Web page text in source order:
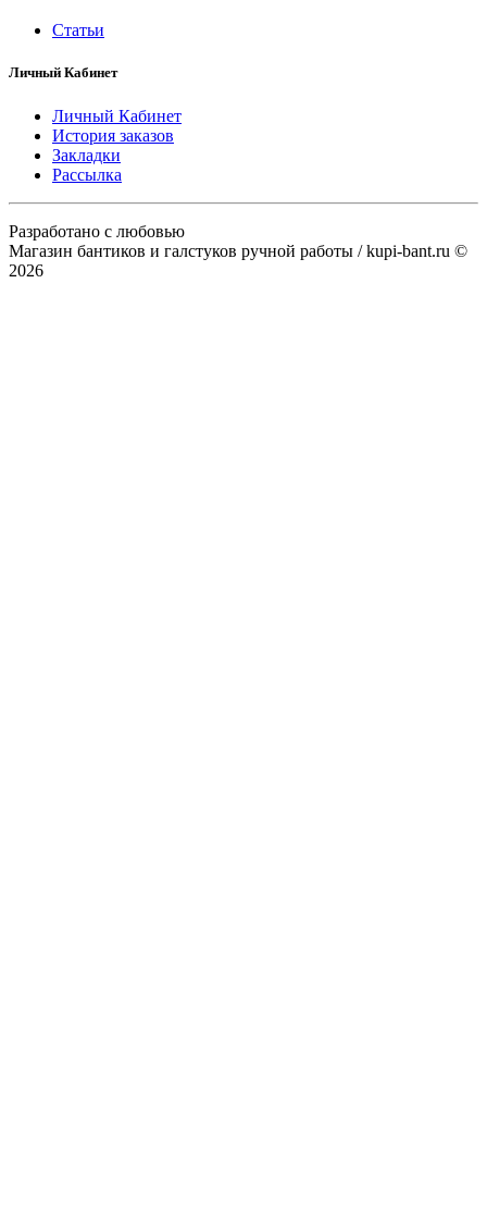
Статьи
Личный Кабинет
Личный Кабинет
История заказов
Закладки
Рассылка
Разработано с любовью
Магазин бантиков и галстуков ручной работы / kupi-bant.ru ©
2026